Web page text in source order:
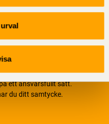
innebär att dina
ett ansvarsfullt sätt.
du ditt samtycke.